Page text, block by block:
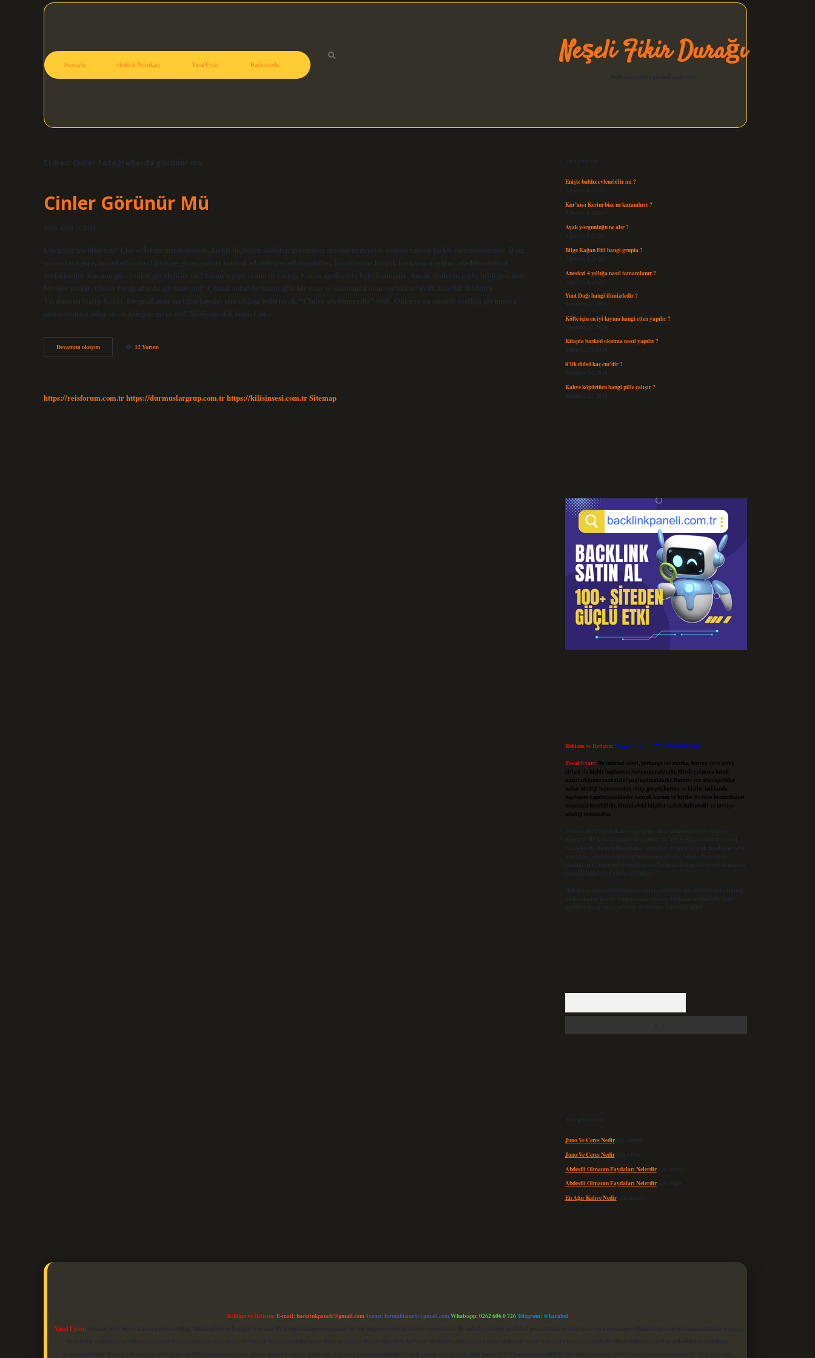
Anasayfa Gizlilik Politikası Yasal Uyarı Hakkımızda Neşeli Fikir Durağı
Etiket: Cinler fotoğraflarda görünür mü
Cinler Görünür Mü
Tarih: Eylül 19, 2024
Cin gözle görülür mü? Çince; İslam mitolojisinde, farklı biçimler alabilen görünmez anlamı nedeniyle zaman zaman farklı yorumlanmıştır. Bazı
yorumlara göre, insanlarla cinsel ilişkiye giren, onları kontrol edebilen ve etkileyebilen, kendilerine birçok korkutucu eylem atfedilen ruhsal
varlıklardır. Kurana göre cinler görülebilir mi? İslam’a göre cinlerin varlığı Kuran ayetleriyle belirlenmiştir. Ancak cinlerin gaybı bildiğine dair
bir ayet yoktur. Cinler fotoğraflarda görünür mü? Çünkü onlar da bizim gibi bir canı ve ekonomisi olan varlıklar” dedi. Emekli İl Müftü
Yardımcısı Galip Koçer, fotoğraflanan varlığın hayalet olmadığını belirterek, “Cinler görünmezdir” dedi. Onların en önemli özelliği görünmez
olmalarıdır. Cinler insan kılığına girer mi? Bibliyografik bilgi. Cin…
Devamını okuyunCinler
Görünür
12 Yorum
https://reisforum.com.trhttps://durmuslargrup.com.trhttps://kilisinsesi.com.trSitemap
Son Yazılar
Enişte baldız evlenebilir mi ?
Ağustos 6, 2026
Kur’an-ı Kerim bize ne kazandırır ?
Ağustos 6, 2026
Ayak yorgunluğu ne alır ?
Ağustos 5, 2026
Bilge Kağan Etil hangi grupta ?
Ağustos 4, 2026
Anestezi 4 yıllığa nasıl tamamlanır ?
Ağustos 4, 2026
Yunt Dağı hangi ilimizdedir ?
Temmuz 29, 2026
Köfte için en iyi kıyma hangi etten yapılır ?
Temmuz 27, 2026
Kitapta barkod okutma nasıl yapılır ?
Temmuz 25, 2026
8’lik dübel kaç cm’dir ?
Temmuz 24, 2026
Kahve köpürtücü hangi pille çalışır ?
Temmuz 23, 2026
Reklam ve İletişim:Skype: live:.cid.575569c608265c69
Yasal Uyarı: Bu internet sitesi, herhangi bir marka, kurum veya şahıs
şirketi ile hiçbir bağlantısı bulunmamaktadır. Sitede yalnızca kendi
hazırladığımız makaleler paylaşılmaktadır. Burada yer alan içerikler
haber niteliği taşımamakta olup, gerçek kurum ve kişiler hakkında
paylaşım yapılmamaktadır. Gerçek kurum ve kişiler ile isim benzerlikleri
tamamen tesadüfidir. Sitemizdeki bilgiler taslak halindedir ve tavsiye
niteliği taşımazlar.
Sitemiz, 5651 Sayılı Kanun gereğince Bilgi Teknolojileri ve İletişim
Kurumu (BTK) tarafından onaylanmış bir Yer Sağlayıcı olarak hizmet
vermektedir. Bu nedenle, sitedeki içerikleri proaktif olarak denetleme veya
araştırma yükümlülüğümüz bulunmamaktadır. Ancak, üyelerimiz
yazdıkları içeriklerin sorumluluğunu taşımakta olup, siteye üye olarak bu
sorumluluğu kabul etmiş sayılırlar.
Hukuka ve yasal düzenlemelere aykırı olduğunu düşündüğünüz içerikleri,
backlinkpanelicomtr@gmail.com adresine bildirmeniz halinde, ilgili
içerikler yasal süre içerisinde sitemizden kaldırılacaktır.
Son yorumlar
Juno Ve Ceres Nediriçin admin
Juno Ve Ceres Nediriçin Altan
Abdestli Olmanın Faydaları Nelerdiriçin admin
Abdestli Olmanın Faydaları Nelerdiriçin Alper
En Ağır Kahve Nediriçin admin
Reklam ve İletişim:E-mail:backlinkpaneli@gmail.comTeams:forumhizmeti@gmail.comWhatsapp: 0262 606 0 726Telegram: @karabul
Yasal Uyarı:Sitemiz, 5651 Sayılı Kanun gereğince Bilgi Teknolojileri ve İletişim Kurumu (BTK) tarafından onaylanmış bir Yer Sağlayıcı olarak hizmet vermektedir. Bu nedenle, sitedeki içerikleri proaktif olarak denetleme veya araştırma yükümlülüğümüz bulunmamaktadır. Ancak,